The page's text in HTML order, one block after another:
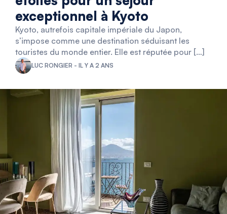
exceptionnel à Kyoto
Kyoto, autrefois capitale impériale du Japon,
s’impose comme une destination séduisant les
touristes du monde entier. Elle est réputée pour […]
LUC RONGIER - IL Y A 2 ANS